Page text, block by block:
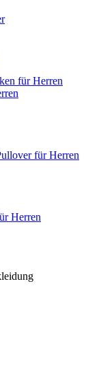
für Herren
für Herren
Herren